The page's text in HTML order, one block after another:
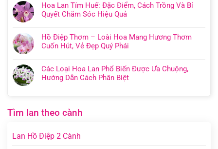
Hoa Lan Tím Huế: Đặc Điểm, Cách Trồng Và Bí
Quyết Chăm Sóc Hiệu Quả
Hồ Điệp Thơm – Loài Hoa Mang Hương Thơm
Cuốn Hút, Vẻ Đẹp Quý Phái
Các Loại Hoa Lan Phổ Biến Được Ưa Chuộng,
Hướng Dẫn Cách Phân Biệt
Tìm lan theo cành
Lan Hồ Điệp 2 Cành